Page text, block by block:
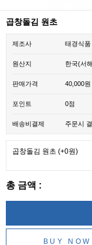
곱창돌김 원초
제조사 태경식품
원산지 한국(서
판매가격 40,000원
포인트 0점
배송비결제 주문시
곱창돌김 원초 (+0원)
총 금액 :